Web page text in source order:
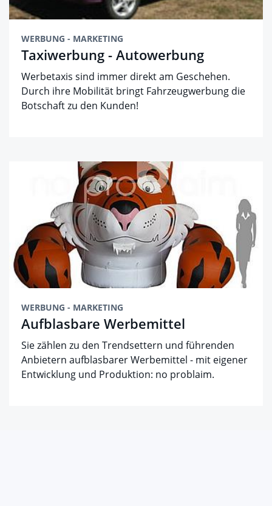
WERBUNG - MARKETING
Taxiwerbung - Autowerbung
Werbetaxis sind immer direkt am Geschehen.
Durch ihre Mobilität bringt Fahrzeugwerbung die
Botschaft zu den Kunden!
WERBUNG - MARKETING
Aufblasbare Werbemittel
Sie zählen zu den Trendsettern und führenden
Anbietern aufblasbarer Werbemittel - mit eigener
Entwicklung und Produktion: no problaim.